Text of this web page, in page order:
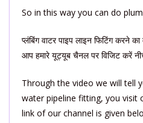
So in this way you can do
प्लंबिंग वाटर पाइप लाइन फिटिंग करने
आप हमारे यूट्यूब चैनल पर विजिट करें
Through the video we will tell
water pipeline fitting, you visit
link of our channel is given